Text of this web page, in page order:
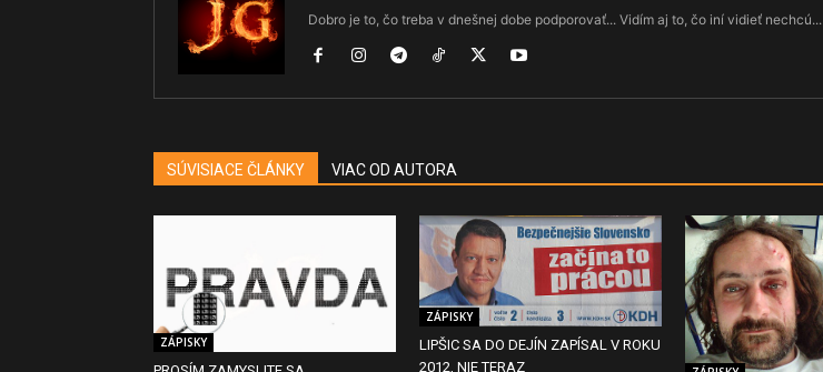
Dobro je to, čo treba v dnešnej dobe podporovať... Vidím aj to, čo iní vidieť nechcú...
SÚVISIACE ČLÁNKY VIAC OD AUTORA
ZÁPISKY
ZÁPISKY
LIPŠIC SA DO DEJÍN ZAPÍSAL V ROKU
2012, NIE TERAZ